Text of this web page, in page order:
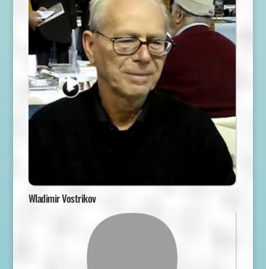
Wladimir Vostrikov